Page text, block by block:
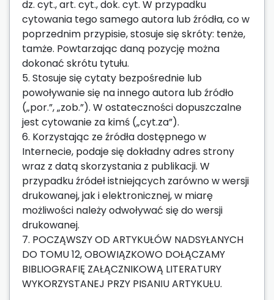
dz. cyt., art. cyt., dok. cyt. W przypadku
cytowania tego samego autora lub źródła, co w
poprzednim przypisie, stosuje się skróty: tenże,
tamże. Powtarzając daną pozycję można
dokonać skrótu tytułu.
5. Stosuje się cytaty bezpośrednie lub
powoływanie się na innego autora lub źródło
(„por.”, „zob.”). W ostateczności dopuszczalne
jest cytowanie za kimś („cyt.za”).
6. Korzystając ze źródła dostępnego w
Internecie, podaje się dokładny adres strony
wraz z datą skorzystania z publikacji. W
przypadku źródeł istniejących zarówno w wersji
drukowanej, jak i elektronicznej, w miarę
możliwości należy odwoływać się do wersji
drukowanej.
7. POCZĄWSZY OD ARTYKUŁÓW NADSYŁANYCH
DO TOMU 12, OBOWIĄZKOWO DOŁĄCZAMY
BIBLIOGRAFIĘ ZAŁĄCZNIKOWĄ LITERATURY
WYKORZYSTANEJ PRZY PISANIU ARTYKUŁU.